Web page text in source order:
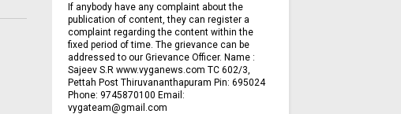
If anybody have any complaint about the
publication of content, they can register a
complaint regarding the content within the
fixed period of time. The grievance can be
addressed to our Grievance Officer. Name :
Sajeev S.R www.vyganews.com TC 602/3,
Pettah Post Thiruvananthapuram Pin: 695024
Phone: 9745870100 Email:
vygateam@gmail.com